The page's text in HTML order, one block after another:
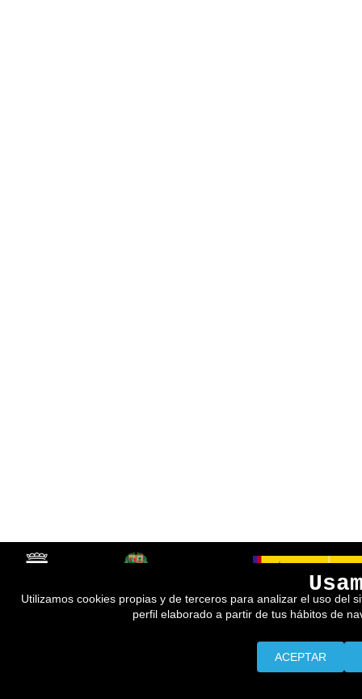
Utilizamos cookies propias y de terceros para analizar el uso del
perfil elaborado a partir de tus hábitos de
ACEPTAR